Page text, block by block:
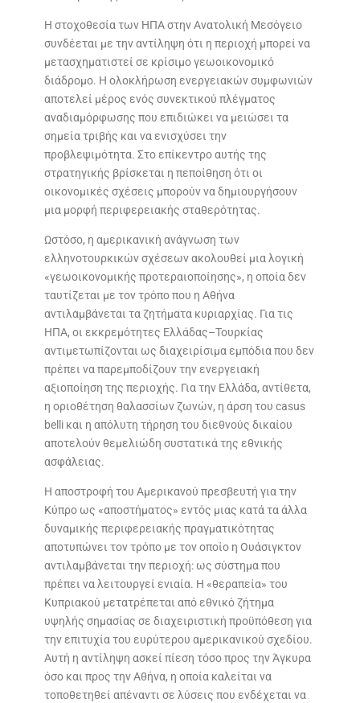
Η στοχοθεσία των ΗΠΑ στην Ανατολική Μεσόγειο
συνδέεται με την αντίληψη ότι η περιοχή μπορεί να
μετασχηματιστεί σε κρίσιμο γεωοικονομικό
διάδρομο. Η ολοκλήρωση ενεργειακών συμφωνιών
αποτελεί μέρος ενός συνεκτικού πλέγματος
αναδιαμόρφωσης που επιδιώκει να μειώσει τα
σημεία τριβής και να ενισχύσει την
προβλεψιμότητα. Στο επίκεντρο αυτής της
στρατηγικής βρίσκεται η πεποίθηση ότι οι
οικονομικές σχέσεις μπορούν να δημιουργήσουν
μια μορφή περιφερειακής σταθερότητας.
Ωστόσο, η αμερικανική ανάγνωση των
ελληνοτουρκικών σχέσεων ακολουθεί μια λογική
«γεωοικονομικής προτεραιοποίησης», η οποία δεν
ταυτίζεται με τον τρόπο που η Αθήνα
αντιλαμβάνεται τα ζητήματα κυριαρχίας. Για τις
ΗΠΑ, οι εκκρεμότητες Ελλάδας–Τουρκίας
αντιμετωπίζονται ως διαχειρίσιμα εμπόδια που δεν
πρέπει να παρεμποδίζουν την ενεργειακή
αξιοποίηση της περιοχής. Για την Ελλάδα, αντίθετα,
η οριοθέτηση θαλασσίων ζωνών, η άρση του casus
belli και η απόλυτη τήρηση του διεθνούς δικαίου
αποτελούν θεμελιώδη συστατικά της εθνικής
ασφάλειας.
Η αποστροφή του Αμερικανού πρεσβευτή για την
Κύπρο ως «αποστήματος» εντός μιας κατά τα άλλα
δυναμικής περιφερειακής πραγματικότητας
αποτυπώνει τον τρόπο με τον οποίο η Ουάσιγκτον
αντιλαμβάνεται την περιοχή: ως σύστημα που
πρέπει να λειτουργεί ενιαία. Η «θεραπεία» του
Κυπριακού μετατρέπεται από εθνικό ζήτημα
υψηλής σημασίας σε διαχειριστική προϋπόθεση για
την επιτυχία του ευρύτερου αμερικανικού σχεδίου.
Αυτή η αντίληψη ασκεί πίεση τόσο προς την Άγκυρα
όσο και προς την Αθήνα, η οποία καλείται να
τοποθετηθεί απέναντι σε λύσεις που ενδέχεται να